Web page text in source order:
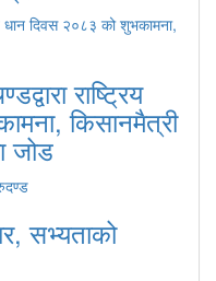
राष्ट्रिय
किसानमैत्री
जोड
सभ्यताको